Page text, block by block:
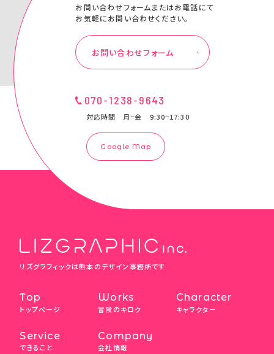
お問い合わせフォームまたはお電話にて
お気軽にお問い合わせください。
お問い合わせフォーム
070-1238-9643
対応時間 月−金 9:30−17:30
Google Map
リズグラフィックは熊本のデザイン事務所です
Top
トップページ
Works
冒険のキロク
Character
キャラクター
Service
できること
Company
会社情報